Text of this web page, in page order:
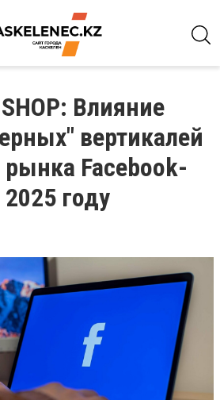
Влияние
вертикалей
рынка Facebook-
году